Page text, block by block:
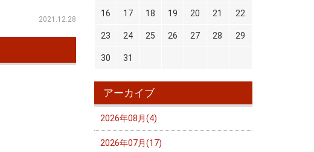
2021.12.28
16 17 18 19 20 21 22
23 24 25 26 27 28 29
30 31
アーカイブ
2026年08月(4)
2026年07月(17)